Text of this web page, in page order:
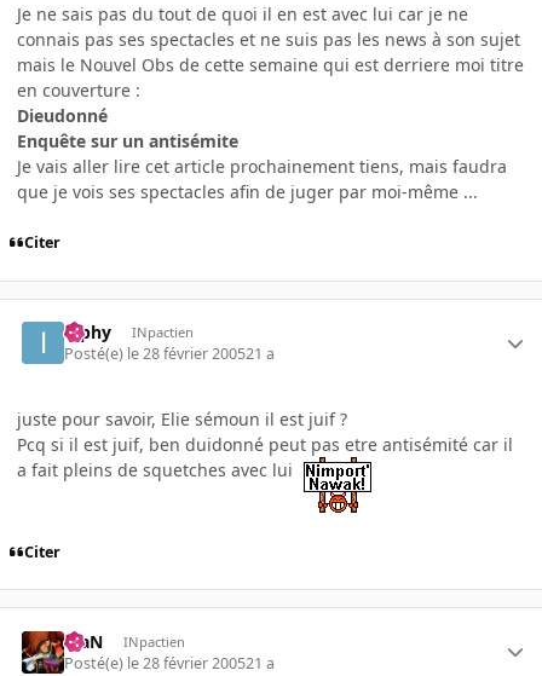
Je ne sais pas du tout de quoi il en est avec lui car je ne
connais pas ses spectacles et ne suis pas les news à son sujet
mais le Nouvel Obs de cette semaine qui est derriere moi titre
en couverture :
Dieudonné
Enquête sur un antisémite
Je vais aller lire cet article prochainement tiens, mais faudra
que je vois ses spectacles afin de juger par moi-même ...
Citer
ipphy INpactien
Posté(e) le 28 février 200521 a
juste pour savoir, Elie sémoun il est juif ?
Pcq si il est juif, ben duidonné peut pas etre antisémité car il
a fait pleins de squetches avec lui
Citer
KiaN INpactien
Posté(e) le 28 février 200521 a